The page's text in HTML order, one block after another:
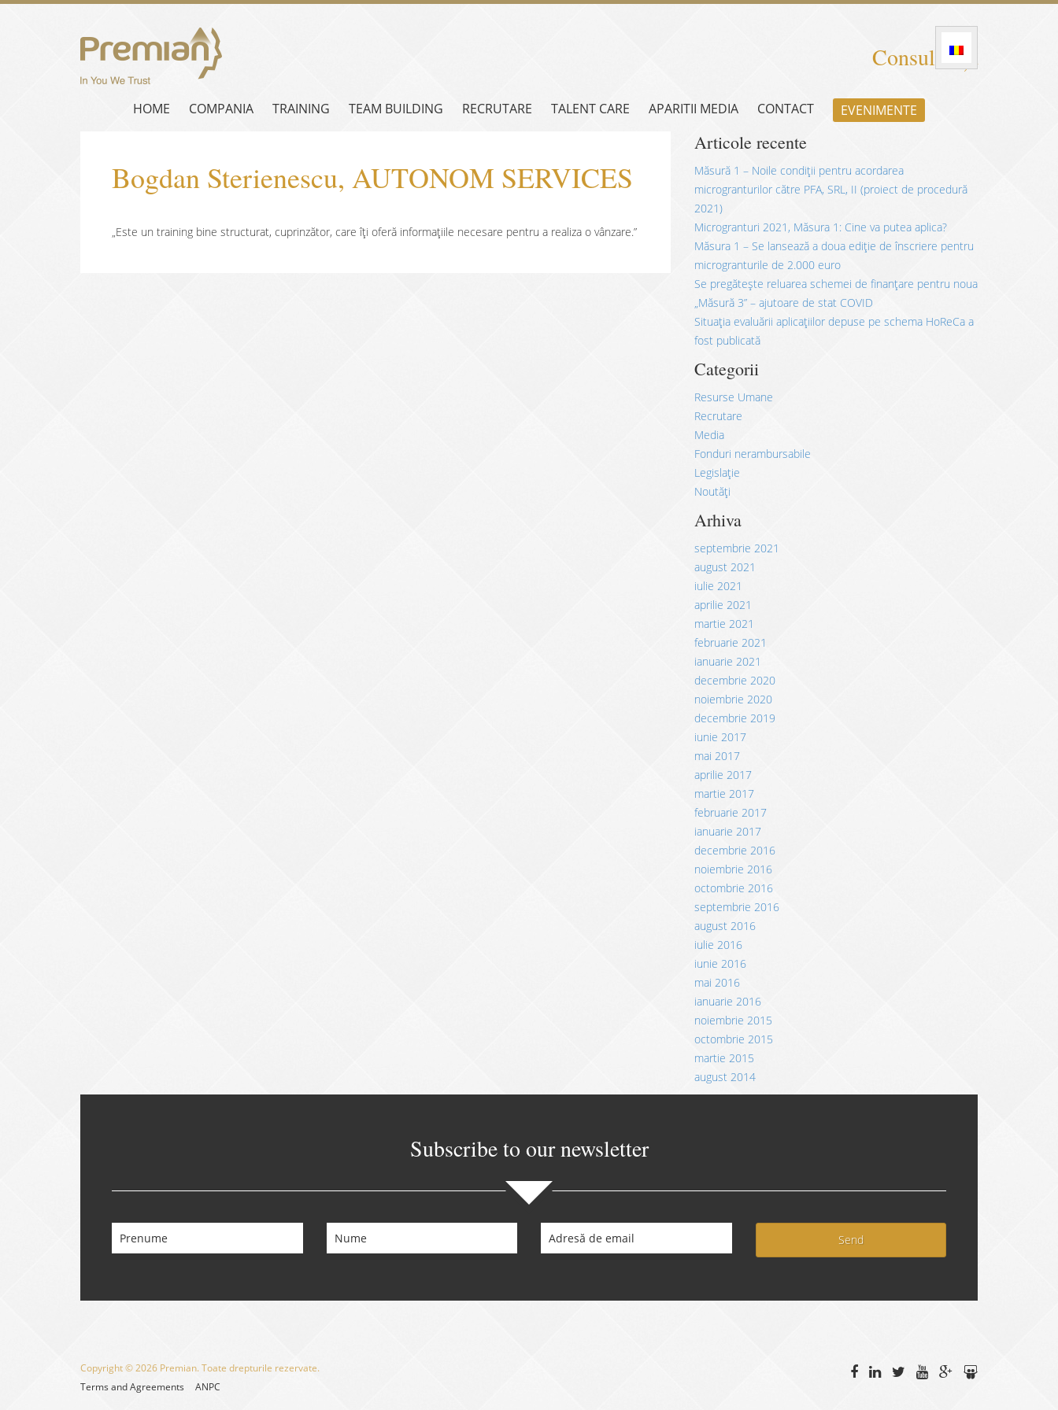
Consultanță
HOME COMPANIA TRAINING TEAM BUILDING RECRUTARE TALENT CARE APARITII MEDIA CONTACT EVENIMENTE
Bogdan Sterienescu, AUTONOM SERVICES
„Este un training bine structurat, cuprinzător, care îți oferă informațiile necesare pentru a realiza o vânzare.”
Articole recente
Măsură 1 – Noile condiții pentru acordarea
microgranturilor către PFA, SRL, II (proiect de procedură
2021)
Microgranturi 2021, Măsura 1: Cine va putea aplica?
Măsura 1 – Se lansează a doua ediție de înscriere pentru
microgranturile de 2.000 euro
Se pregătește reluarea schemei de finanțare pentru noua
„Măsură 3” – ajutoare de stat COVID
Situația evaluării aplicațiilor depuse pe schema HoReCa a
fost publicată
Categorii
Resurse Umane
Recrutare
Media
Fonduri nerambursabile
Legislație
Noutăți
Arhiva
septembrie 2021
august 2021
iulie 2021
aprilie 2021
martie 2021
februarie 2021
ianuarie 2021
decembrie 2020
noiembrie 2020
decembrie 2019
iunie 2017
mai 2017
aprilie 2017
martie 2017
februarie 2017
ianuarie 2017
decembrie 2016
noiembrie 2016
octombrie 2016
septembrie 2016
august 2016
iulie 2016
iunie 2016
mai 2016
ianuarie 2016
noiembrie 2015
octombrie 2015
martie 2015
august 2014
Subscribe to our newsletter
Send
Copyright © 2026 Premian. Toate drepturile rezervate.
Terms and Agreements
ANPC